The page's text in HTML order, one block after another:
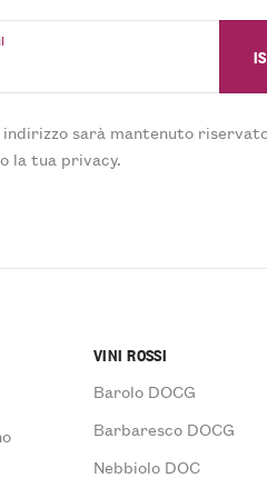
sarà mantenuto
la tua privacy.
VINI ROSSI
Barolo DOCG
Barbaresco DOCG
Nebbiolo DOC